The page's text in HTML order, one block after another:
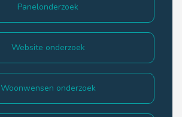
Panelonderzoek
Website onderzoek
Woonwensen onderzoek